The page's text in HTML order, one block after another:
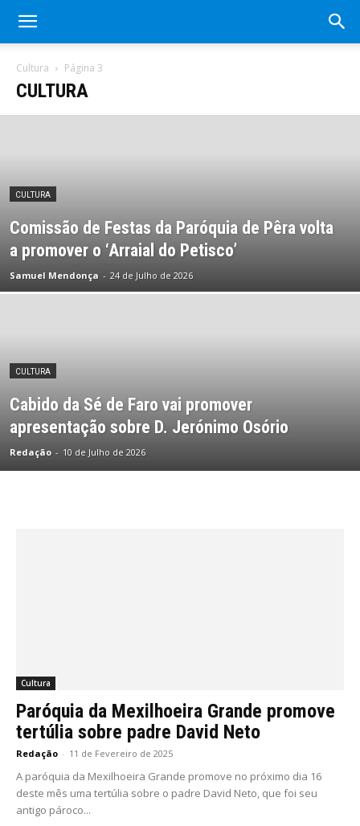
Cultura Página 3
CULTURA
CULTURA
Comissão de Festas da Paróquia de Pêra volta
a promover o ‘Arraial do Petisco’
Samuel Mendonça - 24 de Julho de 2026
CULTURA
Cabido da Sé de Faro vai promover
apresentação sobre D. Jerónimo Osório
Redação - 10 de Julho de 2026
Cultura
Paróquia da Mexilhoeira Grande promove
tertúlia sobre padre David Neto
Redação - 11 de Fevereiro de 2025
A paróquia da Mexilhoeira Grande promove no próximo dia 16
deste mês uma tertúlia sobre o padre David Neto, que foi seu
antigo pároco...